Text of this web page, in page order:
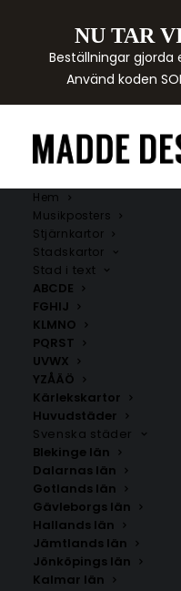
NU TAR
Beställningar gjorda
Använd koden
Hem
Musikposters
Stjärnkartor
Stadskartor
Stad i text
ABCDE
FGHIJ
KLMNO
PQRST
UVWX
YZÅÄÖ
Kärlekskartor
Huvudstäder
Svenska städer
Blekinge län
Dalarnas län
Gotlands län
Gävleborgs län
Hallands län
Jämtlands län
Jönköpings län
Kalmar län